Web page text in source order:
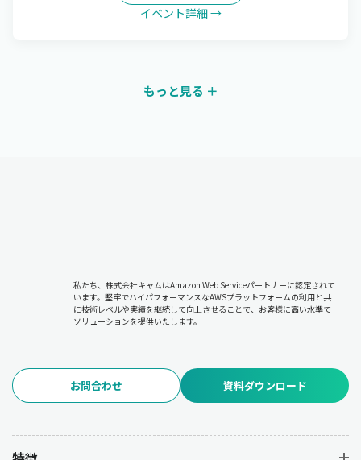
イベント詳細 →
もっと見る ＋
私たち、株式会社キャムはAmazon Web Serviceパートナーに認定されて
います。堅牢でハイパフォーマンスなAWSプラットフォームの利用と共
に技術レベルや実績を継続して向上させることで、お客様に高い水準で
ソリューションを提供いたします。
お問合わせ 資料ダウンロード